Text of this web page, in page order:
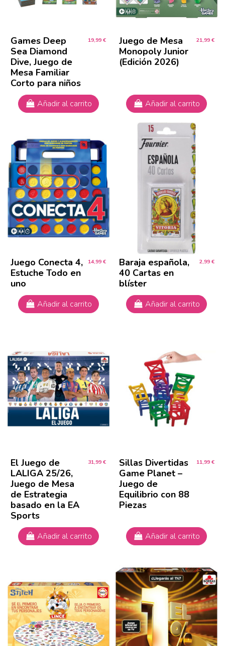
Games Deep
Sea Diamond
Dive, Juego de
Mesa Familiar
Corto para niños
19,99 €
Añadir al carrito
Juego de Mesa
Monopoly Junior
(Edición 2026)
21,99 €
Añadir al carrito
Juego Conecta 4,
Estuche Todo en
uno
14,99 €
Añadir al carrito
Baraja española,
40 Cartas en
blíster
2,99 €
Añadir al carrito
El Juego de
LALIGA 25/26,
Juego de Mesa
de Estrategia
basado en la EA
Sports
31,99 €
Añadir al carrito
Sillas Divertidas
Game Planet –
Juego de
Equilibrio con 88
Piezas
11,99 €
Añadir al carrito